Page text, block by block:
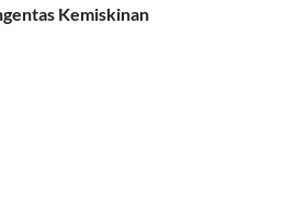
Kemiskinan